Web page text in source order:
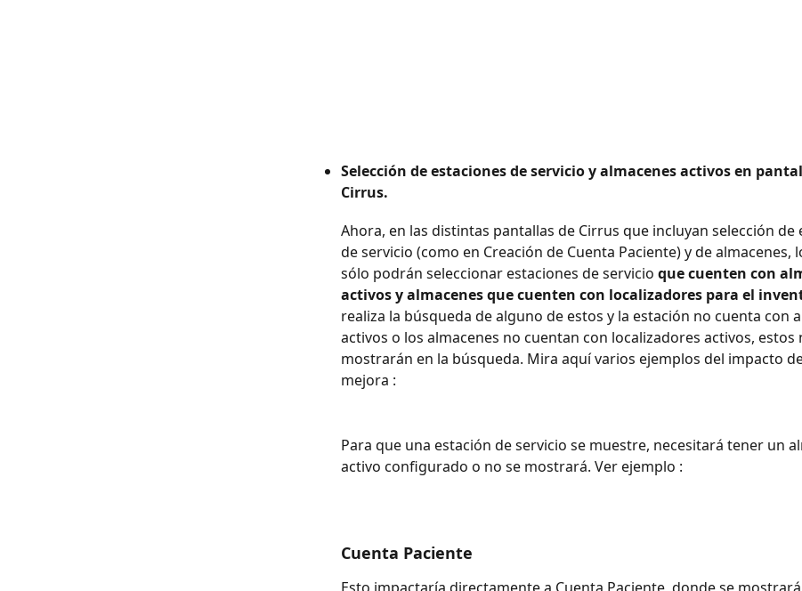
Selección de estaciones de servicio y almacenes activos en
Cirrus.
Ahora, en las distintas pantallas de Cirrus que incluyan selección de
de servicio (como en Creación de Cuenta Paciente) y de almacenes,
sólo podrán seleccionar estaciones de servicio que cuenten con
activos y almacenes que cuenten con localizadores para el
realiza la búsqueda de alguno de estos y la estación no cuenta con
activos o los almacenes no cuentan con localizadores activos, estos
mostrarán en la búsqueda. Mira aquí varios ejemplos del impacto
mejora :
Para que una estación de servicio se muestre, necesitará tener un
activo configurado o no se mostrará. Ver ejemplo :
Cuenta Paciente